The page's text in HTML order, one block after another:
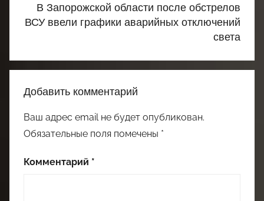
В Запорожской области после обстрелов
ВСУ ввели графики аварийных отключений
света
Добавить комментарий
Ваш адрес email не будет опубликован.
Обязательные поля помечены *
Комментарий *